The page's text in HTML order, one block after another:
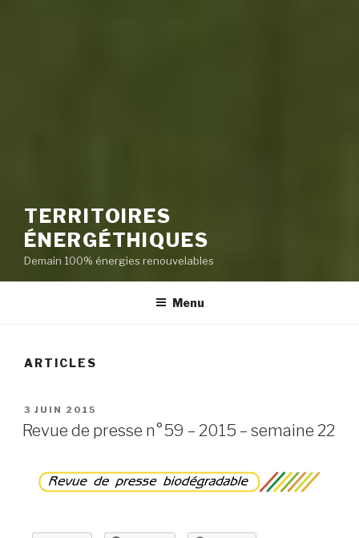
TERRITOIRES
ÉNERGÉTHIQUES
Demain 100% énergies renouvelables
Menu
ARTICLES
PUBLIÉ
LE
3 JUIN 2015
Revue de presse n°59 – 2015 – semaine 22